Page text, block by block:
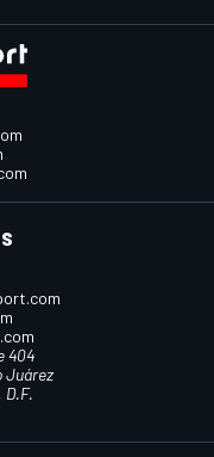
404
Juárez
D.F.